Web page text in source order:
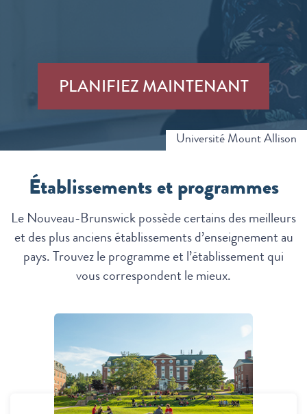
PLANIFIEZ MAINTENANT
Université Mount Allison
Établissements et programmes
Le Nouveau-Brunswick possède certains des meilleurs
et des plus anciens établissements d’enseignement au
pays. Trouvez le programme et l’établissement qui
vous correspondent le mieux.